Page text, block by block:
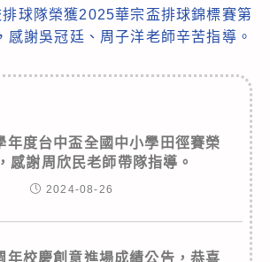
球隊榮獲2025華宗盃排球錦標賽第
感謝吳冠廷、周子洋老師辛苦指導。
年度台中盃全國中小學田徑賽榮
感謝周欣民老師帶隊指導。
2024-08-26
年校慶創意進場成績公告，恭喜